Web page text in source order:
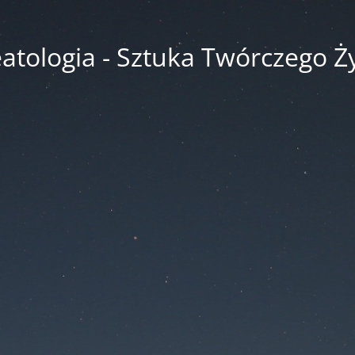
- Sztuka Twórczego